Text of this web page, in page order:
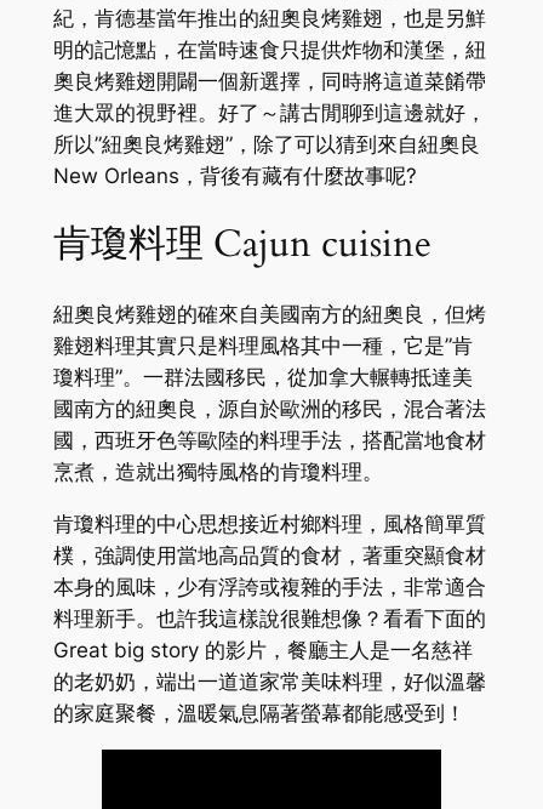
紀，肯德基當年推出的紐奧良烤雞翅，也是另鮮
明的記憶點，在當時速食只提供炸物和漢堡，紐
奧良烤雞翅開闢一個新選擇，同時將這道菜餚帶
進大眾的視野裡。好了～講古閒聊到這邊就好，
所以”紐奧良烤雞翅”，除了可以猜到來自紐奧良
New Orleans，背後有藏有什麼故事呢?
肯瓊料理 Cajun cuisine
紐奧良烤雞翅的確來自美國南方的紐奧良，但烤
雞翅料理其實只是料理風格其中一種，它是”肯
瓊料理”。一群法國移民，從加拿大輾轉抵達美
國南方的紐奧良，源自於歐洲的移民，混合著法
國，西班牙色等歐陸的料理手法，搭配當地食材
烹煮，造就出獨特風格的肯瓊料理。
肯瓊料理的中心思想接近村鄉料理，風格簡單質
樸，強調使用當地高品質的食材，著重突顯食材
本身的風味，少有浮誇或複雜的手法，非常適合
料理新手。也許我這樣說很難想像？看看下面的
Great big story 的影片，餐廳主人是一名慈祥
的老奶奶，端出一道道家常美味料理，好似溫馨
的家庭聚餐，溫暖氣息隔著螢幕都能感受到！